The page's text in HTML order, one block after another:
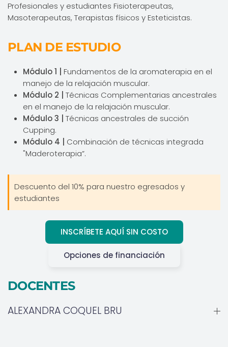
Profesionales y estudiantes Fisioterapeutas,
Masoterapeutas, Terapistas físicos y Esteticistas.
PLAN DE ESTUDIO
Módulo 1 |
Fundamentos de la aromaterapia en el
manejo de la relajación muscular.
Módulo 2 |
Técnicas Complementarias ancestrales
en el manejo de la relajación muscular.
Módulo 3 |
Técnicas ancestrales de succión
Cupping.
Módulo 4 | Combinación de técnicas integrada
"Maderoterapia”.
Descuento del 10% para nuestro egresados y
estudiantes
INSCRÍBETE AQUÍ SIN COSTO
Opciones de financiación
DOCENTES
ALEXANDRA COQUEL BRU